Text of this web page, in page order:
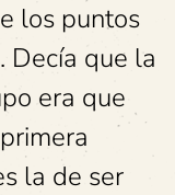
los puntos
Decía que la
era que
la de ser